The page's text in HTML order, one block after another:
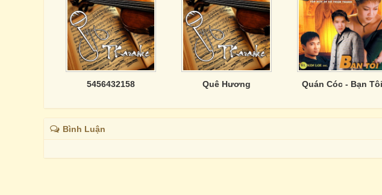
5456432158 Quê Hương Quán Cóc - Bạn Tôi
Bình Luận